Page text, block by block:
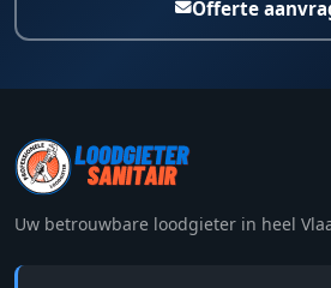
Offerte
Uw betrouwbare loodgieter in heel